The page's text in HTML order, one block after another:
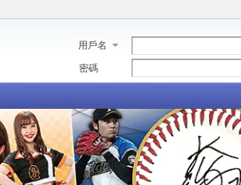
用戶名
密碼